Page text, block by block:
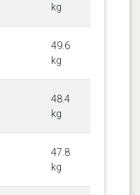
kg
49.6
kg
48.4
kg
47.8
kg